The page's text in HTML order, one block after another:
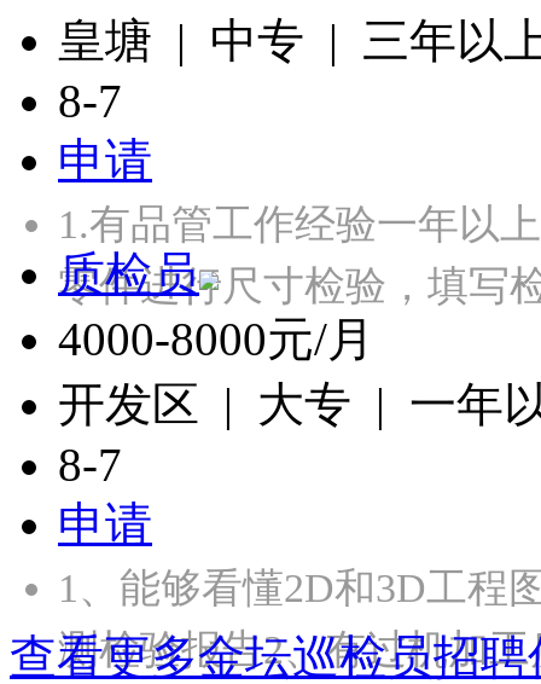
皇塘 | 中专 | 三年以
8-7
申请
1.有品管工作经验一年以
零件进行尺寸检验，填
质检员
4000-8000元/月
开发区 | 大专 | 一年
8-7
申请
1、能够看懂2D和3D工程
测检验报告2、有过机加
查看更多金坛巡检员招聘